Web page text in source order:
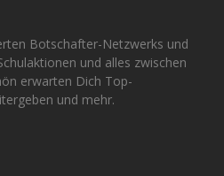
Botschafter-Netzwerks und
und alles zwischen
erwarten Dich Top-
und mehr.